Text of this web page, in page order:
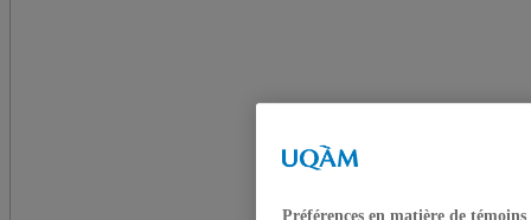
Préférences en matière de témoins